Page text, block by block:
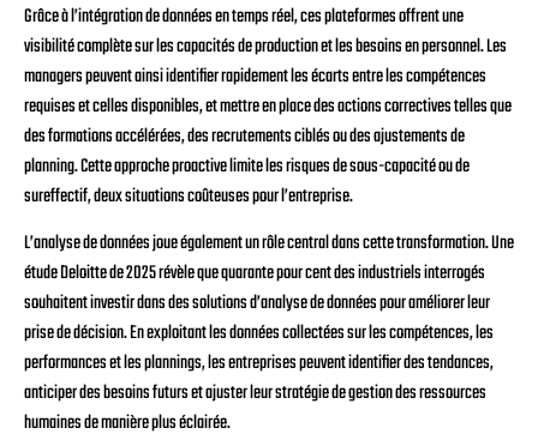
Grâce à l’intégration de données en temps réel, ces plateformes offrent une
visibilité complète sur les capacités de production et les besoins en personnel. Les
managers peuvent ainsi identifier rapidement les écarts entre les compétences
requises et celles disponibles, et mettre en place des actions correctives telles que
des formations accélérées, des recrutements ciblés ou des ajustements de
planning. Cette approche proactive limite les risques de sous-capacité ou de
sureffectif, deux situations coûteuses pour l’entreprise.
L’analyse de données joue également un rôle central dans cette transformation. Une
étude Deloitte de 2025 révèle que quarante pour cent des industriels interrogés
souhaitent investir dans des solutions d’analyse de données pour améliorer leur
prise de décision. En exploitant les données collectées sur les compétences, les
performances et les plannings, les entreprises peuvent identifier des tendances,
anticiper des besoins futurs et ajuster leur stratégie de gestion des ressources
humaines de manière plus éclairée.